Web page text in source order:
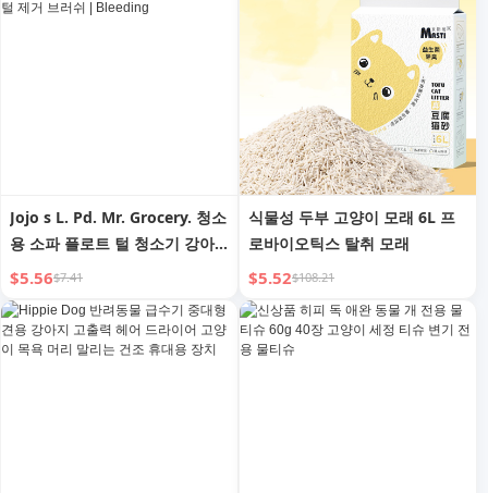
Jojo s L. Pd. Mr. Grocery. 청소
용 소파 플로트 털 청소기 강아
지 보푸라기 롤러 털 제거 브러
쉬 | Bleeding
$5.56$7.41
식물성 두부 고양이 모래 6L 프
로바이오틱스 탈취 모래
$5.52$108.21